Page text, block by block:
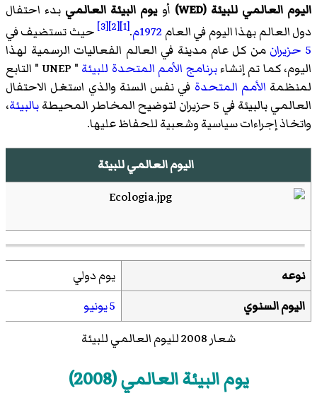
اليوم العالمي للبيئة (WED) أويوم البيئة العالمي بدء احتفال
دول العالم بهذا اليوم في العام 1972م .
[1]
[2]
[3]
حيث تستضيف في
5 حزيران
من كل عام مدينة في العالم الفعاليات الرسمية لهذا
اليوم، كما تم إنشاءبرنامج الأمم المتحدة للبيئة
" UNEP " التابع
لمنظمة الأمم المتحدة في نفس السنة والذي استغل الاحتفال
العالمي بالبيئة في 5 حزيران لتوضيح المخاطر المحيطة
بالبيئة،
واتخاذ إجراءات سياسية وشعبية للحفاظ عليها.
اليوم العالمي للبيئة
نوعه
يوم دولي
اليوم السنوي
5 يونيو
شعار 2008 لليوم العالمي للبيئة
يوم البيئة العالمي (2008)